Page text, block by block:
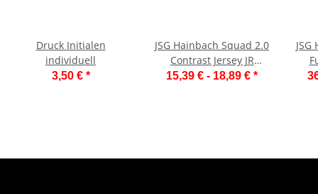
Druck Initialen
individuell
3,50 € *
JSG Hainbach Squad 2.0
Contrast Jersey JR
158/164 999985
15,39 € - 18,89 € *